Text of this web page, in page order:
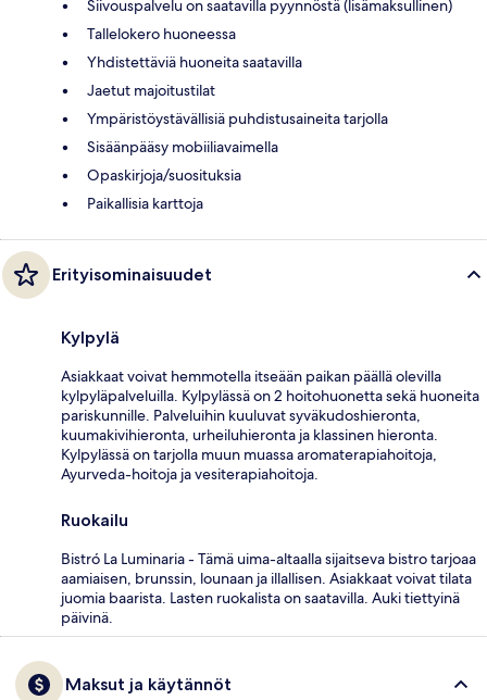
Siivouspalvelu on saatavilla pyynnöstä (lisämaksullinen)
Tallelokero huoneessa
Yhdistettäviä huoneita saatavilla
Jaetut majoitustilat
Ympäristöystävällisiä puhdistusaineita tarjolla
Sisäänpääsy mobiiliavaimella
Opaskirjoja/suosituksia
Paikallisia karttoja
Erityisominaisuudet
Kylpylä
Asiakkaat voivat hemmotella itseään paikan päällä olevilla
kylpyläpalveluilla. Kylpylässä on 2 hoitohuonetta sekä huoneita
pariskunnille. Palveluihin kuuluvat syväkudoshieronta,
kuumakivihieronta, urheiluhieronta ja klassinen hieronta.
Kylpylässä on tarjolla muun muassa aromaterapiahoitoja,
Ayurveda-hoitoja ja vesiterapiahoitoja.
Ruokailu
Bistró La Luminaria - Tämä uima-altaalla sijaitseva bistro tarjoaa
aamiaisen, brunssin, lounaan ja illallisen. Asiakkaat voivat tilata
juomia baarista. Lasten ruokalista on saatavilla. Auki tiettyinä
päivinä.
Maksut ja käytännöt